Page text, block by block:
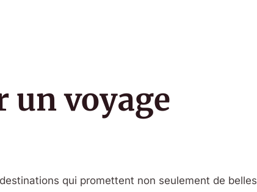
un voyage
qui promettent non seulement de belles